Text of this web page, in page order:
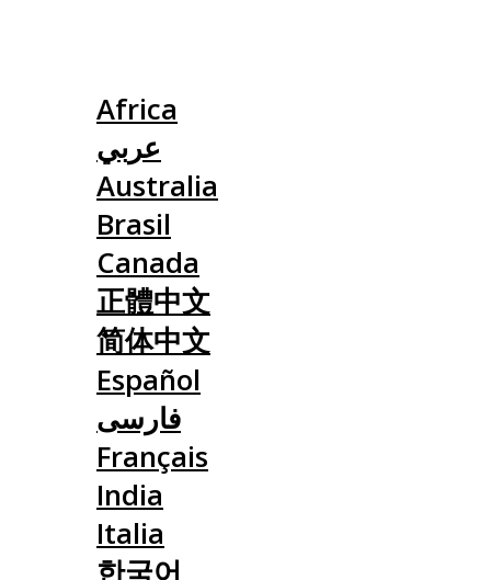
Africa
عربي
Australia
Brasil
Canada
正體中文
简体中文
Español
فارسی
Français
India
Italia
한국어